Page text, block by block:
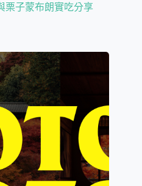
栗子蒙布朗實吃分享